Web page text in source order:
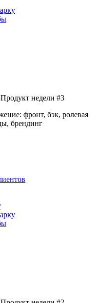
Продукт недели #3
фронт, бэк, ролевая
брендинг